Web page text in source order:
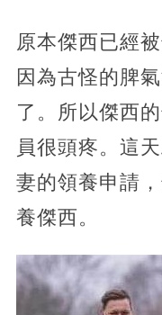
原本傑西已經
因為古怪的脾
了。所以傑西
員很頭疼。這
妻的領養申請
養傑西。